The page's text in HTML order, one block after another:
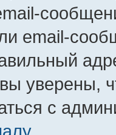
email-
уверены,
с